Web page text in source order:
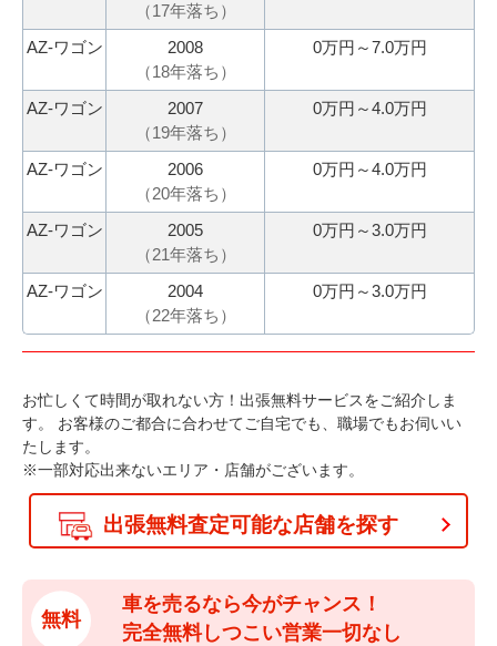
み
（17年落ち）
AZ-ワゴン
2008
（18年落ち）
0万円～7.0万円
AZ-ワゴン
2007
（19年落ち）
0万円～4.0万円
AZ-ワゴン
2006
（20年落ち）
0万円～4.0万円
AZ-ワゴン
2005
（21年落ち）
0万円～3.0万円
AZ-ワゴン
2004
（22年落ち）
0万円～3.0万円
お忙しくて時間が取れない方！出張無料サービスをご紹介しま
す。
お客様のご都合に合わせてご自宅でも、職場でもお伺いい
たします。
※一部対応出来ないエリア・店舗がございます。
出張無料査定可能な店舗を探す
無料
車を売るなら今がチャンス！
完全無料しつこい営業一切なし